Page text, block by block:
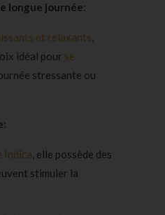
longue journée:
et relaxants,
idéal pour se
stressante ou
:
Indica, elle possède des
stimuler la